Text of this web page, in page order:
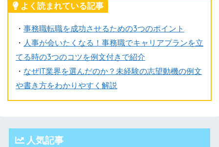
よく読まれている記事
・ 事務職転職を成功させるための3つのポイント
・ 人事が会いたくなる！事務職でキャリアプランを立
てる時の3つのコツを例文付きで紹介
・ なぜIT業界を選んだのか？未経験の志望動機の例文
や書き方をわかりやすく解説
人気記事